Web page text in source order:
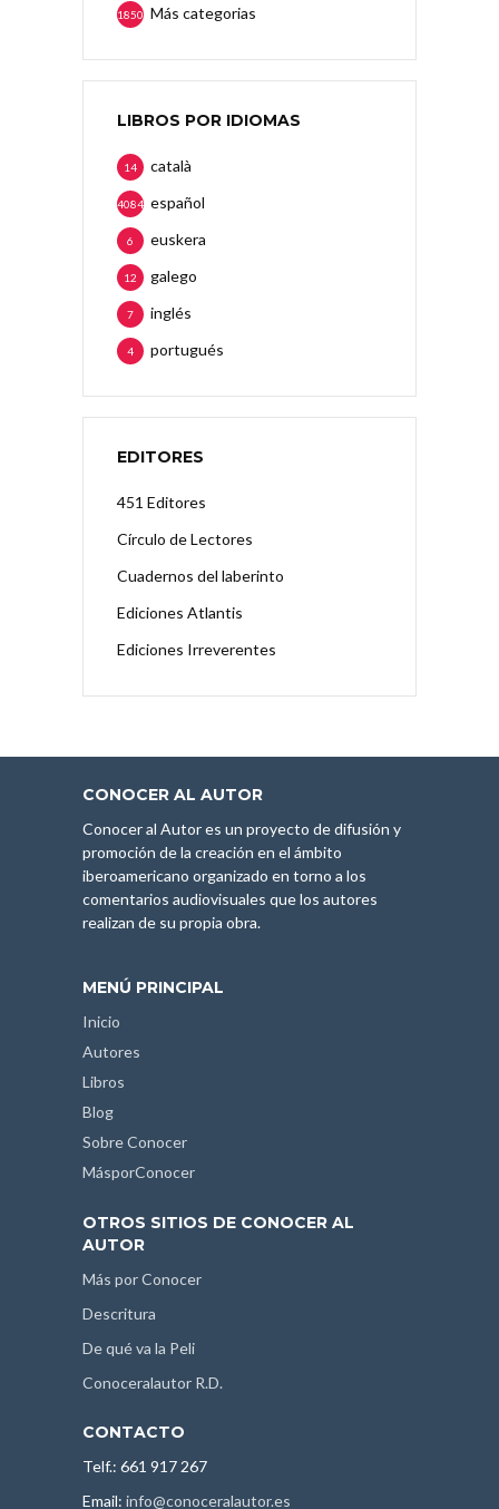
Más categorias
1850
LIBROS POR IDIOMAS
català
14
español
4084
euskera
6
galego
12
inglés
7
portugués
4
EDITORES
451 Editores
Círculo de Lectores
Cuadernos del laberinto
Ediciones Atlantis
Ediciones Irreverentes
CONOCER AL AUTOR
Conocer al Autor es un proyecto de difusión y
promoción de la creación en el ámbito
iberoamericano organizado en torno a los
comentarios audiovisuales que los autores
realizan de su propia obra.
MENÚ PRINCIPAL
Inicio
Autores
Libros
Blog
Sobre Conocer
MásporConocer
OTROS SITIOS DE CONOCER AL
AUTOR
Más por Conocer
Descritura
De qué va la Peli
Conoceralautor R.D.
CONTACTO
Telf.: 661 917 267
Email: info@conoceralautor.es